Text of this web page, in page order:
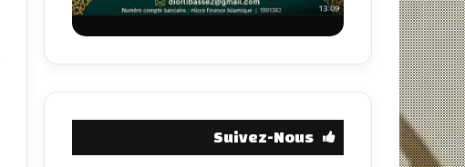
Suivez-Nous